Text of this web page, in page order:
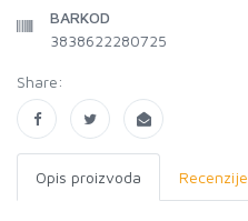
BARKOD
3838622280725
Share:
Opis proizvoda Recenzije